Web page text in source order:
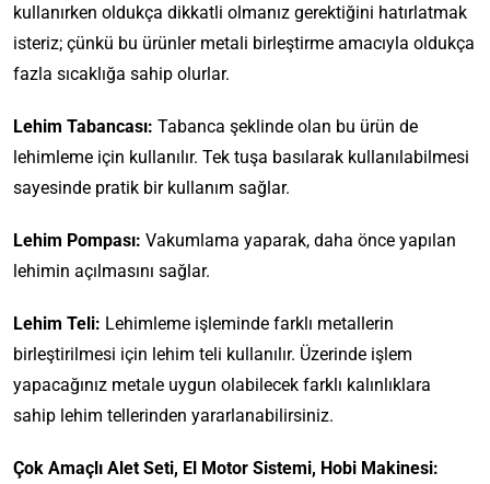
kullanırken oldukça dikkatli olmanız gerektiğini hatırlatmak
isteriz; çünkü bu ürünler metali birleştirme amacıyla oldukça
fazla sıcaklığa sahip olurlar.
Lehim Tabancası: Tabanca şeklinde olan bu ürün de
lehimleme için kullanılır. Tek tuşa basılarak kullanılabilmesi
sayesinde pratik bir kullanım sağlar.
Lehim Pompası: Vakumlama yaparak, daha önce yapılan
lehimin açılmasını sağlar.
Lehim Teli: Lehimleme işleminde farklı metallerin
birleştirilmesi için lehim teli kullanılır. Üzerinde işlem
yapacağınız metale uygun olabilecek farklı kalınlıklara
sahip lehim tellerinden yararlanabilirsiniz.
Çok Amaçlı Alet Seti, El Motor Sistemi, Hobi Makinesi: